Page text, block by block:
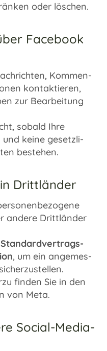
oder löschen.
Facebook
Kommen­
kontak­tie­ren,
zur Bear­bei­tung
sobald Ihre
und keine gesetz­li­
bestehen.
Drittländer
andere Dritt­län­der
Stan­dard­ver­trags­
, um ein ange­mes­
finden Sie in den
von Meta.
Social-Media-